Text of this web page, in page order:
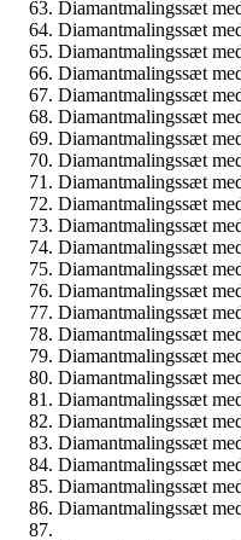
Diamantmalingssæt
Diamantmalingssæt
Diamantmalingssæt
Diamantmalingssæt
Diamantmalingssæt
Diamantmalingssæt
Diamantmalingssæt
Diamantmalingssæt
Diamantmalingssæt
Diamantmalingssæt
Diamantmalingssæt
Diamantmalingssæt
Diamantmalingssæt
Diamantmalingssæt
Diamantmalingssæt
Diamantmalingssæt
Diamantmalingssæt
Diamantmalingssæt
Diamantmalingssæt
Diamantmalingssæt
Diamantmalingssæt
Diamantmalingssæt
Diamantmalingssæt
Diamantmalingssæt